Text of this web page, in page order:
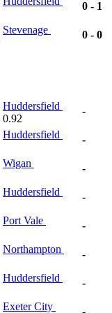
0 - 1
Stevenage 0 - 0
Huddersfield
0.92
-
Huddersfield -
Wigan -
Huddersfield -
Port Vale -
Northampton -
Huddersfield -
Exeter City